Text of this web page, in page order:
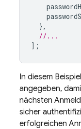
},
//...
];
In diesem
angegeben,
nächsten
sicher
erfolgreichen